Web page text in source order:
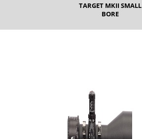
TARGET MKII SMALL
BORE